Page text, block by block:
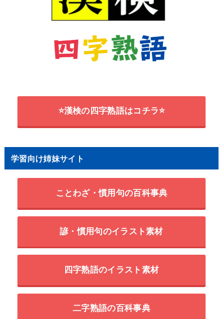
⭐漢検の四字熟語はコチラ⭐
学習向け姉妹サイト
ことわざ・慣用句の百科事典
諺・慣用句のイラスト素材
四字熟語のイラスト素材
二字熟語の百科事典